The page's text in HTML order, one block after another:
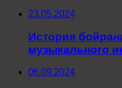
23.05.2024
История
музыкального
06.09.2024